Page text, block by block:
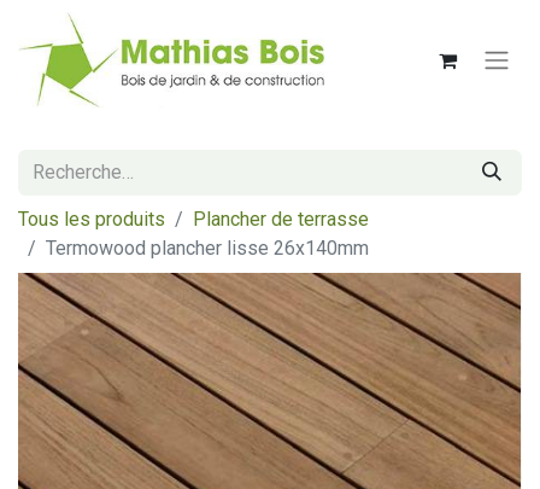
Tous les produits
Plancher de terrasse
Termowood plancher lisse 26x140mm